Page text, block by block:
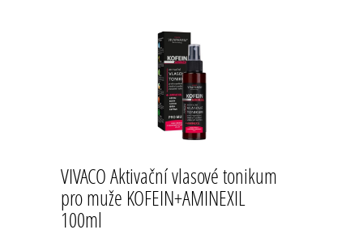
VIVACO Aktivační vlasové tonikum
pro muže KOFEIN+AMINEXIL
100ml